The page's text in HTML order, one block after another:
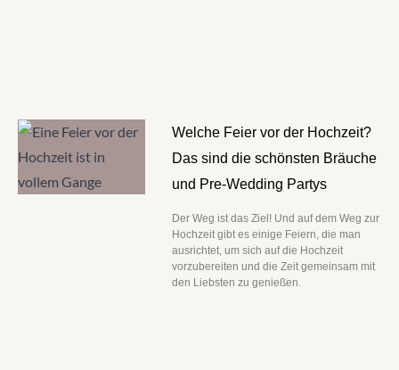
Welche Feier vor der Hochzeit?
Das sind die schönsten Bräuche
und Pre-Wedding Partys
Der Weg ist das Ziel! Und auf dem Weg zur
Hochzeit gibt es einige Feiern, die man
ausrichtet, um sich auf die Hochzeit
vorzubereiten und die Zeit gemeinsam mit
den Liebsten zu genießen.